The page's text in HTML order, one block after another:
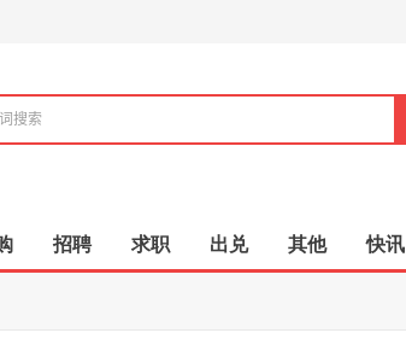
招聘 求职 出兑 其他 快讯